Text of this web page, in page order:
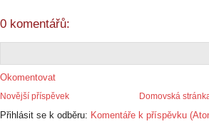
0 komentářů:
Okomentovat
Novější příspěvek Domovská
Přihlásit se k odběru: Komentáře k příspěvku